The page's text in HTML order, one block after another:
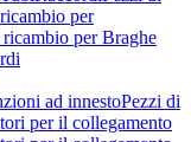
per
per Braghe
ad innestoPezzi di
per il collegamento